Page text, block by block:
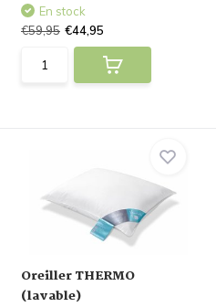
En stock
€59,95 €44,95
Oreiller THERMO
(lavable)